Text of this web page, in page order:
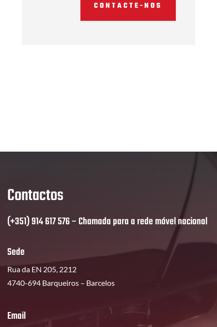
CONTACTE-NOS
Contactos
(+351) 914 617 576 – Chamada para a rede móvel nacional
Sede
Rua da EN 205, 2212
4740-694 Barqueiros – Barcelos
Email